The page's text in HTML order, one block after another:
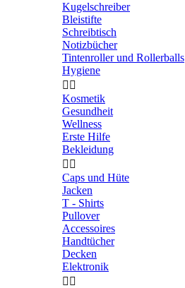
Kugelschreiber
Bleistifte
Schreibtisch
Notizbücher
Tintenroller und Rollerballs
Hygiene
 
Kosmetik
Gesundheit
Wellness
Erste Hilfe
Bekleidung
 
Caps und Hüte
Jacken
T - Shirts
Pullover
Accessoires
Handtücher
Decken
Elektronik
 